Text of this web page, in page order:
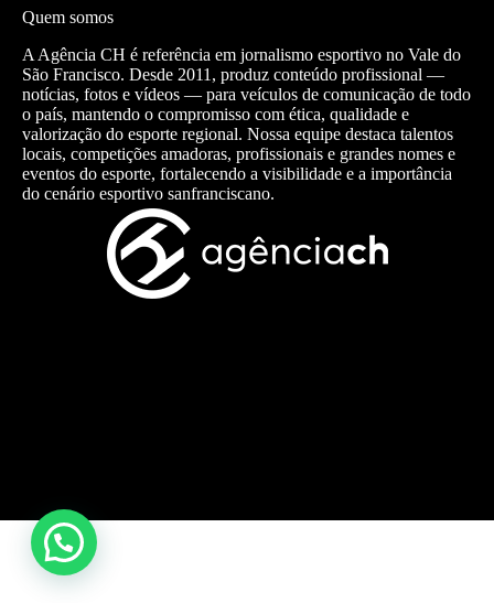
Quem somos
A Agência CH é referência em jornalismo esportivo no Vale do
São Francisco. Desde 2011, produz conteúdo profissional —
notícias, fotos e vídeos — para veículos de comunicação de todo
o país, mantendo o compromisso com ética, qualidade e
valorização do esporte regional. Nossa equipe destaca talentos
locais, competições amadoras, profissionais e grandes nomes e
eventos do esporte, fortalecendo a visibilidade e a importância
do cenário esportivo sanfranciscano.